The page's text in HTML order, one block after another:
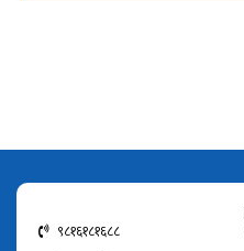
९८१६१८१६८८